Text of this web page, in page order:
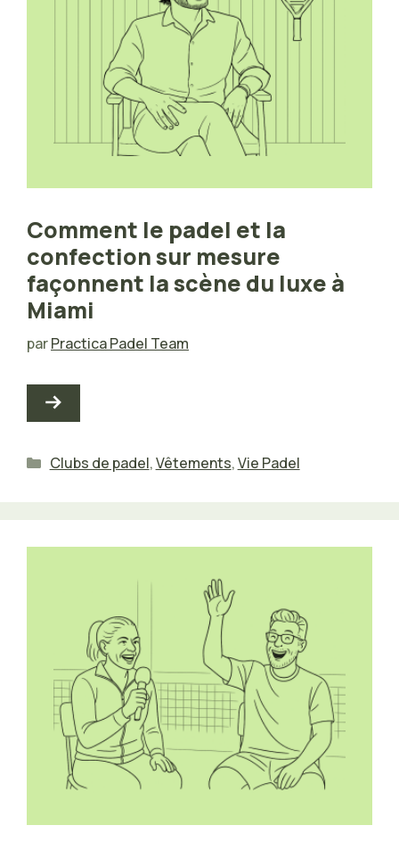
Comment le padel et la
confection sur mesure
façonnent la scène du luxe à
Miami
parPractica Padel Team
Catégories
Clubs de padel,Vêtements,Vie Padel